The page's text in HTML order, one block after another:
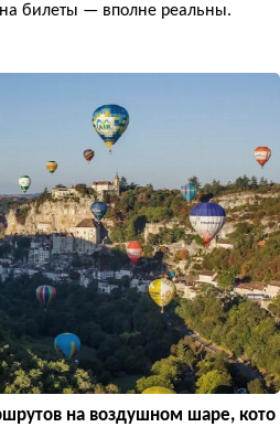
билеты — вполне реальны.
на воздушном шаре, кото